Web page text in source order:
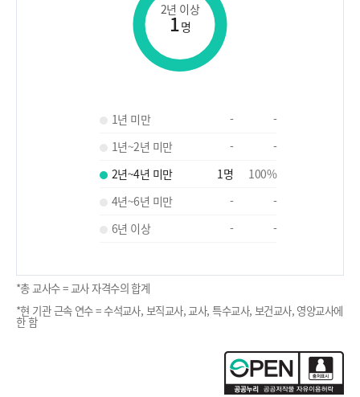
2년 이상
1명
1년 미만 -
-
1년~2년 미만
-
-
2년~4년 미만
1명 100%
4년~6년 미만
-
-
6년 이상
- -
*총 교사수 = 교사 자격수의 합계
*현 기관 근속 연수 = 수석교사, 보직교사, 교사, 특수교사, 보건교사, 영양교사에
한 함